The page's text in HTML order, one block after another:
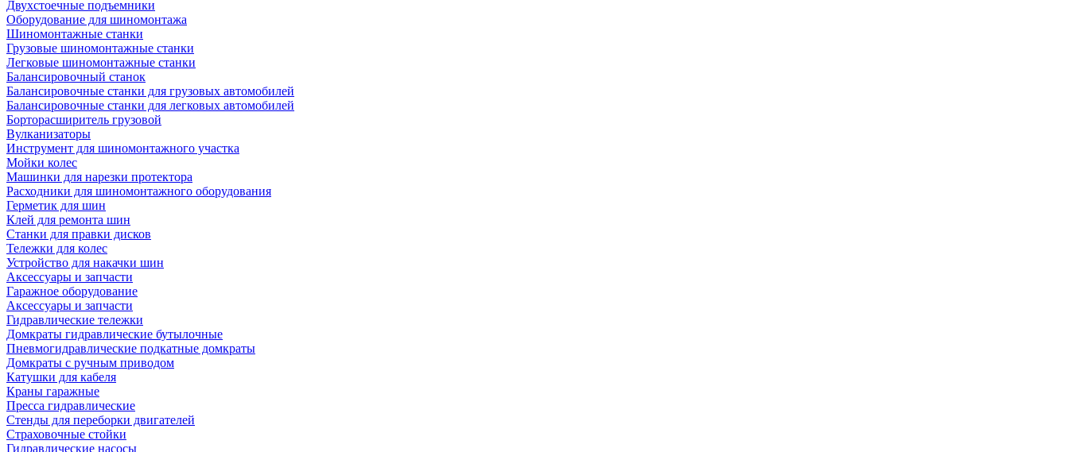
Двухстоечные подъемники
Оборудование для шиномонтажа
Шиномонтажные станки
Грузовые шиномонтажные станки
Легковые шиномонтажные станки
Балансировочный станок
Балансировочные станки для грузовых автомобилей
Балансировочные станки для легковых автомобилей
Борторасширитель грузовой
Вулканизаторы
Инструмент для шиномонтажного участка
Мойки колес
Машинки для нарезки протектора
Расходники для шиномонтажного оборудования
Герметик для шин
Клей для ремонта шин
Станки для правки дисков
Тележки для колес
Устройство для накачки шин
Аксессуары и запчасти
Гаражное оборудование
Аксессуары и запчасти
Гидравлические тележки
Домкраты гидравлические бутылочные
Пневмогидравлические подкатные домкраты
Домкраты с ручным приводом
Катушки для кабеля
Краны гаражные
Пресса гидравлические
Стенды для переборки двигателей
Страховочные стойки
Гидравлические насосы